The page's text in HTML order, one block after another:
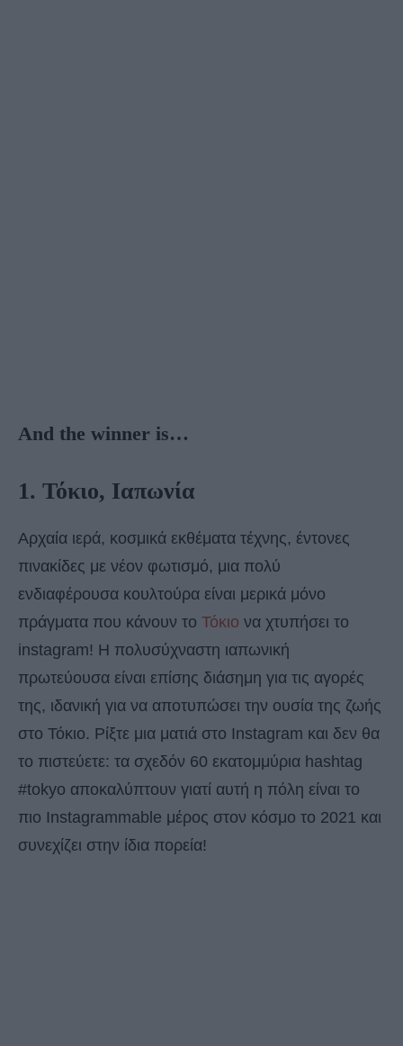
And the winner is…
1. Τόκιο, Ιαπωνία
Αρχαία ιερά, κοσμικά εκθέματα τέχνης, έντονες
πινακίδες με νέον φωτισμό, μια πολύ
ενδιαφέρουσα κουλτούρα είναι μερικά μόνο
πράγματα που κάνουν το Τόκιο να χτυπήσει το
instagram! Η πολυσύχναστη ιαπωνική
πρωτεύουσα είναι επίσης διάσημη για τις αγορές
της, ιδανική για να αποτυπώσει την ουσία της ζωής
στο Τόκιο. Ρίξτε μια ματιά στο Instagram και δεν θα
το πιστεύετε: τα σχεδόν 60 εκατομμύρια hashtag
#tokyo αποκαλύπτουν γιατί αυτή η πόλη είναι το
πιο Instagrammable μέρος στον κόσμο το 2021 και
συνεχίζει στην ίδια πορεία!